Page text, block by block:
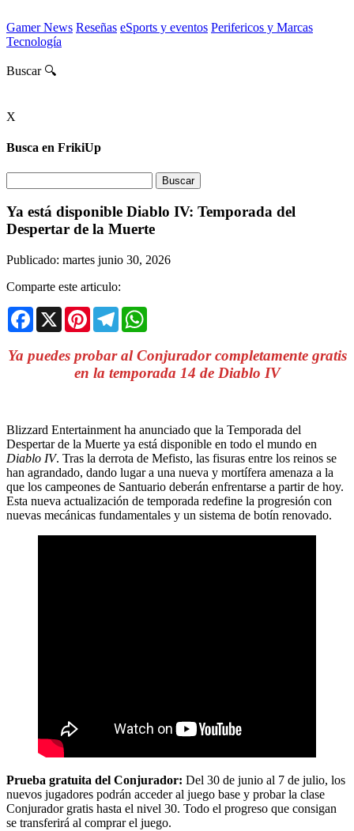
Gamer News Reseñas eSports y eventos Perifericos y Marcas
Tecnología
Buscar 🔍
X
Busca en FrikiUp
Ya está disponible Diablo IV: Temporada del
Despertar de la Muerte
Publicado: martes junio 30, 2026
Comparte este articulo:
Facebook
X PinterestTelegram
Ya puedes probar al Conjurador completamente gratis
en la temporada 14 de Diablo IV
Blizzard Entertainment ha anunciado que la Temporada del
Despertar de la Muerte ya está disponible en todo el mundo en
Diablo IV. Tras la derrota de Mefisto, las fisuras entre los reinos se
han agrandado, dando lugar a una nueva y mortífera amenaza a la
que los campeones de Santuario deberán enfrentarse a partir de hoy.
Esta nueva actualización de temporada redefine la progresión con
nuevas mecánicas fundamentales y un sistema de botín renovado.
Prueba gratuita del Conjurador: Del 30 de junio al 7 de julio, los
nuevos jugadores podrán acceder al juego base y probar la clase
Conjurador gratis hasta el nivel 30. Todo el progreso que consigan
se transferirá al comprar el juego.